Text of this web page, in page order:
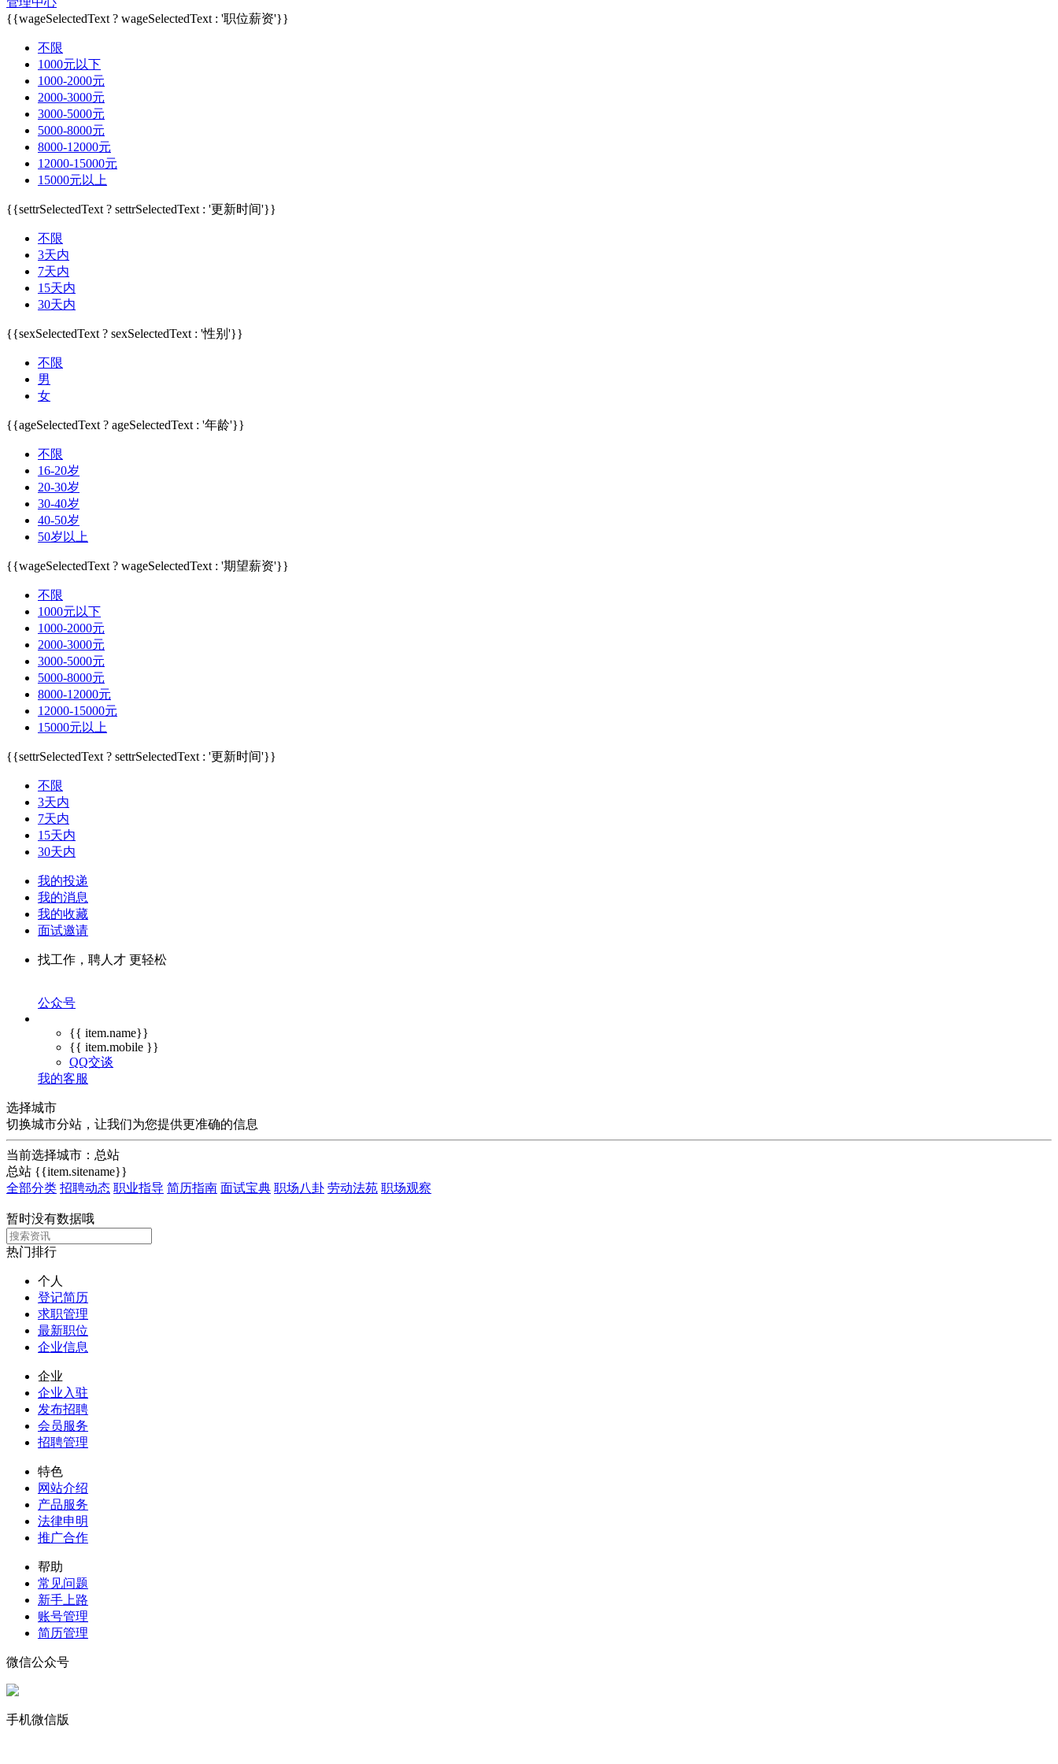
{{wageSelectedText ? wageSelectedText : '职位薪资'}}
不限
1000元以下
1000-2000元
2000-3000元
3000-5000元
5000-8000元
8000-12000元
12000-15000元
15000元以上
{{settrSelectedText ? settrSelectedText : '更新时间'}}
不限
3天内
7天内
15天内
30天内
{{sexSelectedText ? sexSelectedText : '性别'}}
不限
男
女
{{ageSelectedText ? ageSelectedText : '年龄'}}
不限
16-20岁
20-30岁
30-40岁
40-50岁
50岁以上
{{wageSelectedText ? wageSelectedText : '期望薪资'}}
不限
1000元以下
1000-2000元
2000-3000元
3000-5000元
5000-8000元
8000-12000元
12000-15000元
15000元以上
{{settrSelectedText ? settrSelectedText : '更新时间'}}
不限
3天内
7天内
15天内
30天内
我的投递
我的消息
我的收藏
面试邀请
找工作，聘人才 更轻松
公众号
{{ item.name}}
{{ item.mobile }}
QQ交谈
我的客服
选择城市
切换城市分站，让我们为您提供更准确的信息
当前选择城市： 总站
总站 {{item.sitename}}
全部分类 招聘动态 职业指导 简历指南 面试宝典 职场八卦 劳动法苑 职场观察
暂时没有数据哦
热门排行
个人
登记简历
求职管理
最新职位
企业信息
企业
企业入驻
发布招聘
会员服务
招聘管理
特色
网站介绍
产品服务
法律申明
推广合作
帮助
常见问题
新手上路
账号管理
简历管理
微信公众号
手机微信版